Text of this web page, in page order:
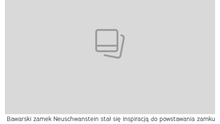
Bawarski zamek Neuschwanstein stał się inspiracją do powstawania zamku